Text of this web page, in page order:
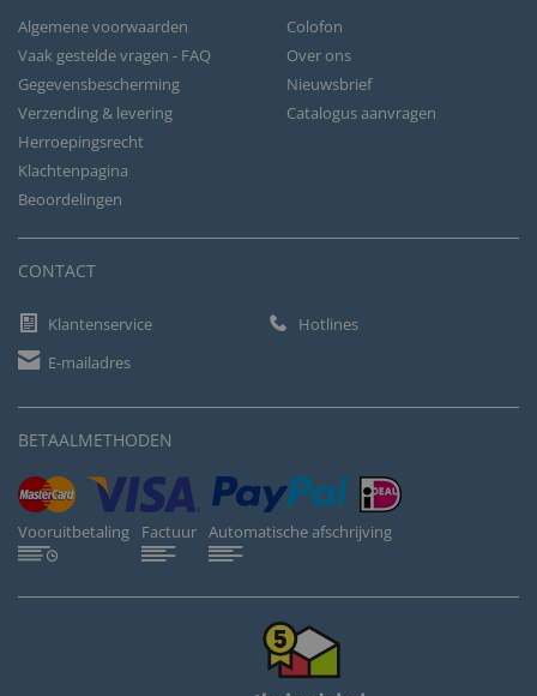
Algemene voorwaarden
Vaak gestelde vragen - FAQ
Gegevensbescherming
Verzending & levering
Herroepingsrecht
Klachtenpagina
Beoordelingen
Colofon
Over ons
Nieuwsbrief
Catalogus aanvragen
CONTACT
Klantenservice
Hotlines
E-mailadres
BETAALMETHODEN
Vooruitbetaling Factuur Automatische afschrijving